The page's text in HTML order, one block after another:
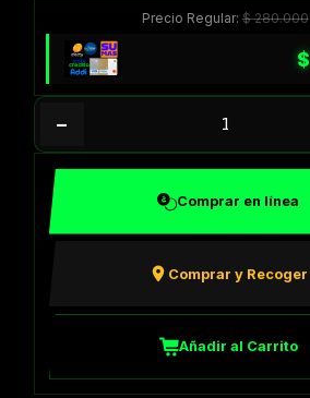
Precio Regular:$280.000
$
−
Comprar en línea
Comprar y Recoger
Añadir al Carrito